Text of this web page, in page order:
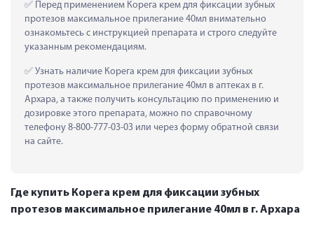
Перед применением Корега крем для фиксации зубных
протезов максимальное прилегание 40мл внимательно
ознакомьтесь с инструкцией препарата и строго следуйте
указанным рекомендациям.
Узнать наличие Корега крем для фиксации зубных
протезов максимальное прилегание 40мл в аптеках в г.
Архара, а также получить консультацию по применению и
дозировке этого препарата, можно по справочному
телефону 8-800-777-03-03 или через форму обратной связи
на сайте.
Где купить Корега крем для фиксации зубных
протезов максимальное прилегание 40мл в г. Архара